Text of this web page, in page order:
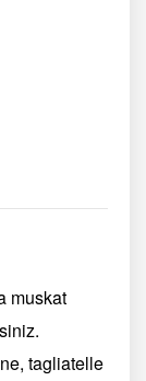
muskat
tagliatelle